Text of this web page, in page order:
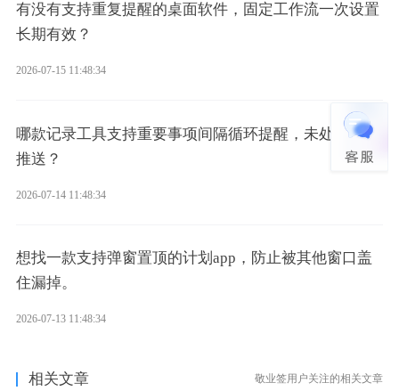
有没有支持重复提醒的桌面软件，固定工作流一次设置
长期有效？
2026-07-15 11:48:34
哪款记录工具支持重要事项间隔循环提醒，未处理持续
推送？
2026-07-14 11:48:34
想找一款支持弹窗置顶的计划app，防止被其他窗口盖
住漏掉。
2026-07-13 11:48:34
相关文章 敬业签用户关注的相关文章